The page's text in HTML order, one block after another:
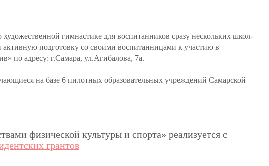
гимнастике для воспитанников сразу нескольких школ-
подготовку со своими воспитанницами к участию в
по адресу: г.Самара, ул.Агибалова, 7а.
на базе 6 пилотных образовательных учреждений Самарской
физической культуры и спорта» реализуется с
грантов